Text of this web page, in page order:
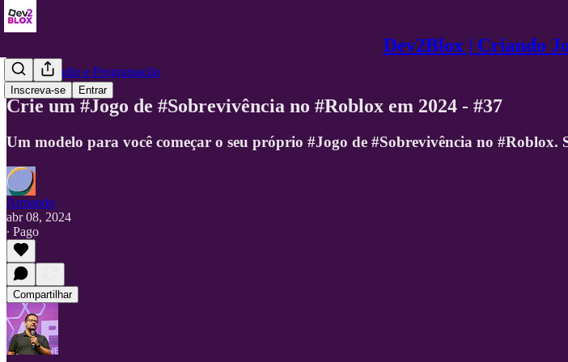
Dev2Blox | Criando
Inscreva-se Entrar
Roblox Studio e Programação
Crie um #Jogo de #Sobrevivência no #Roblox em 2024 - #37
Um modelo para você começar o seu próprio #Jogo de #Sobrevivência no #Roblox.
Armando
abr 08, 2024
∙ Pago
Compartilhar